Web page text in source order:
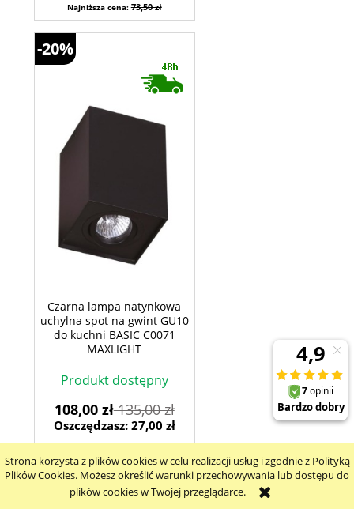
Strona korzysta z plików cookies w celu realizacji usług i zgodnie z Polityką
Plików Cookies. Możesz określić warunki przechowywania lub dostępu do
plików cookies w Twojej przeglądarce.
Najniższa cena:73,50 zł
Czarna lampa natynkowa
uchylna spot na gwint GU10
do kuchni BASIC C0071
MAXLIGHT
Produkt dostępny
108,00 zł135,00 zł
Oszczędzasz: 27,00 zł
-20%
-20%